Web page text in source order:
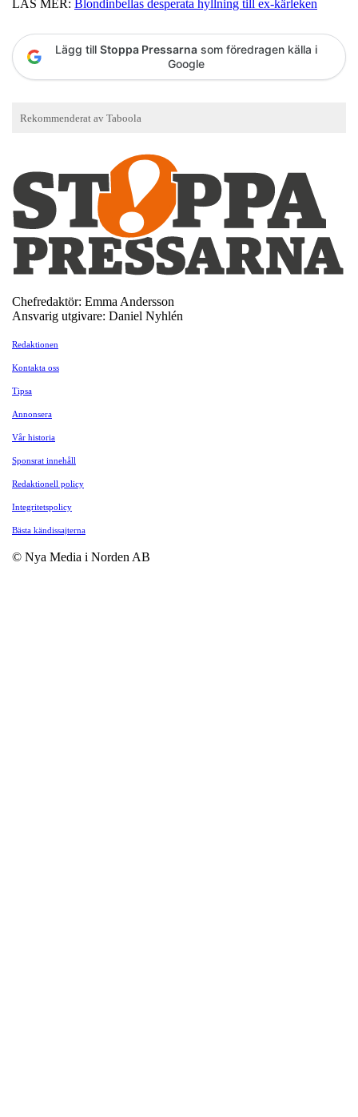
LÄS MER: Blondinbellas desperata hyllning till ex-kärleken
Lägg till Stoppa Pressarna som föredragen källa i
Google
Chefredaktör: Emma Andersson
Ansvarig utgivare: Daniel Nyhlén
Redaktionen
Kontakta oss
Tipsa
Annonsera
Vår historia
Sponsrat innehåll
Redaktionell policy
Integritetspolicy
Bästa kändissajterna
© Nya Media i Norden AB